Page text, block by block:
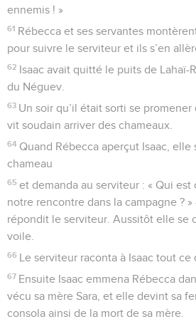
ennemis ! »
61 Rébecca et ses servantes
pour suivre le serviteur et ils s’en
62 Isaac avait quitté le puits de Lahaï-
du Néguev.
63 Un soir qu’il était sorti se promener
vit soudain arriver des chameaux.
64 Quand Rébecca aperçut Isaac, elle
chameau
65 et demanda au serviteur : « Qui
notre rencontre dans la campagne ? »
répondit le serviteur. Aussitôt elle se
voile.
66 Le serviteur raconta à Isaac tout ce
67 Ensuite Isaac emmena Rébecca
vécu sa mère Sara, et elle devint sa
consola ainsi de la mort de sa mère.